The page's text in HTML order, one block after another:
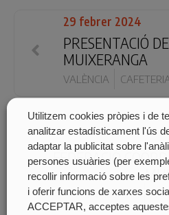
29 febrer 2024
PRESENTACIÓ
MUIXERANGA
VALÈNCIA
FEDERACIÓ
PAÍS VALENCIÀ A
Utilitzem cookies pròpies i de
analitzar estadísticament l'ús
adaptar la publicitat sobre
persones usuàries (per
recollir informació sobre les
i oferir funcions de xarxes
ACCEPTAR, acceptes